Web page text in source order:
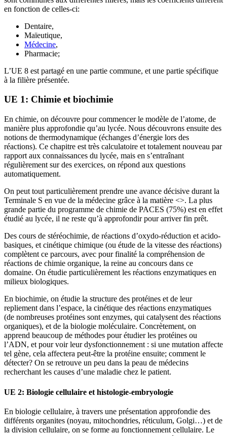
en fonction de celles-ci:
Dentaire,
Maïeutique,
Médecine,
Pharmacie;
L’UE 8 est partagé en une partie commune, et une partie spécifique
à la filière présentée.
UE 1: Chimie et biochimie
En chimie, on découvre pour commencer le modèle de l’atome, de
manière plus approfondie qu’au lycée. Nous découvrons ensuite des
notions de thermodynamique (échanges d’énergie lors des
réactions). Ce chapitre est très calculatoire et totalement nouveau par
rapport aux connaissances du lycée, mais en s’entraînant
régulièrement sur des exercices, on répond aux questions
automatiquement.
On peut tout particulièrement prendre une avance décisive durant la
Terminale S en vue de la médecine grâce à la matière <>. La plus
grande partie du programme de chimie de PACES (75%) est en effet
étudié au lycée, il ne reste qu’à approfondir pour arriver fin prêt.
Des cours de stéréochimie, de réactions d’oxydo-réduction et acido-
basiques, et cinétique chimique (ou étude de la vitesse des réactions)
complètent ce parcours, avec pour finalité la compréhension de
réactions de chimie organique, la reine au concours dans ce
domaine. On étudie particulièrement les réactions enzymatiques en
milieux biologiques.
En biochimie, on étudie la structure des protéines et de leur
repliement dans l’espace, la cinétique des réactions enzymatiques
(de nombreuses protéines sont enzymes, qui catalysent des réactions
organiques), et de la biologie moléculaire. Concrètement, on
apprend beaucoup de méthodes pour étudier les protéines ou
l’ADN, et pour voir leur dysfonctionnement : si une mutation affecte
tel gène, cela affectera peut-être la protéine ensuite; comment le
détecter? On se retrouve un peu dans la peau de médecins
recherchant les causes d’une maladie chez le patient.
UE 2: Biologie cellulaire et histologie-embryologie
En biologie cellulaire, à travers une présentation approfondie des
différents organites (noyau, mitochondries, réticulum, Golgi…) et de
la division cellulaire, on se forme au fonctionnement cellulaire. Le